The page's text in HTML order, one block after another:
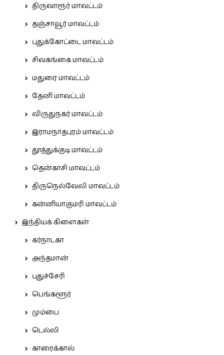
திருவாரூர் மாவட்டம்
தஞ்சாவூர் மாவட்டம்
புதுக்கோட்டை மாவட்டம்
சிவகங்கை மாவட்டம்
மதுரை மாவட்டம்
தேனி மாவட்டம்
விருதுநகர் மாவட்டம்
இராமநாதபுரம் மாவட்டம்
தூத்துக்குடி மாவட்டம்
தென்காசி மாவட்டம்
திருநெல்வேலி மாவட்டம்
கன்னியாகுமரி மாவட்டம்
இந்தியக் கிளைகள்
கர்நாடகா
அந்தமான்
புதுச்சேரி
பெங்களூர்
மும்பை
டெல்லி
காரைக்கால்